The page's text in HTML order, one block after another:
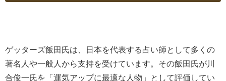
ゲッターズ飯田氏は、日本を代表する占い師として多くの
著名人や一般人から支持を受けています。その飯田氏が川
合俊一氏を「運気アップに最適な人物」として評価してい